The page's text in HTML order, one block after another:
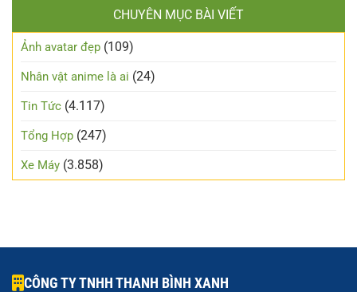
CHUYÊN MỤC BÀI VIẾT
Ảnh avatar đẹp (109)
Nhân vật anime là ai (24)
Tin Tức (4.117)
Tổng Hợp (247)
Xe Máy (3.858)
CÔNG TY TNHH THANH BÌNH XANH